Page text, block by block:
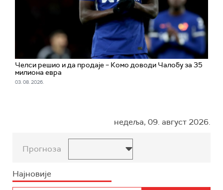
Челси решио и да продаје – Комо доводи Чалобу за 35
милиона евра
03. 08. 2026.
недеља, 09. август 2026.
Прогноза
Најновије